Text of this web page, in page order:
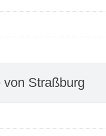
von Straßburg